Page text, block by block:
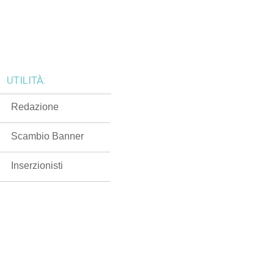
UTILITÀ:
Redazione
Scambio Banner
Inserzionisti